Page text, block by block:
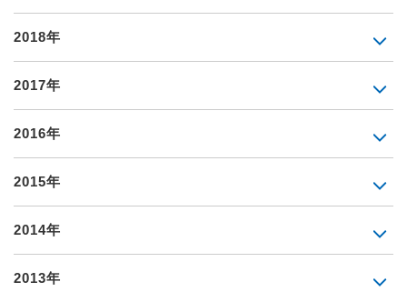
2018年
2017年
2016年
2015年
2014年
2013年